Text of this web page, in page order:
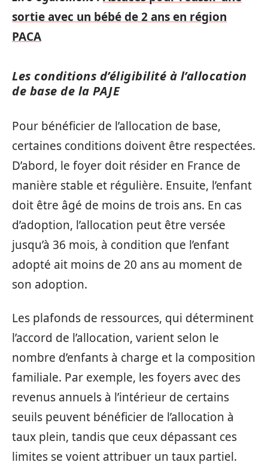
sortie avec un bébé de 2 ans en région
PACA
Les conditions d’éligibilité à l’allocation
de base de la PAJE
Pour bénéficier de l’allocation de base,
certaines conditions doivent être respectées.
D’abord, le foyer doit résider en France de
manière stable et régulière. Ensuite, l’enfant
doit être âgé de moins de trois ans. En cas
d’adoption, l’allocation peut être versée
jusqu’à 36 mois, à condition que l’enfant
adopté ait moins de 20 ans au moment de
son adoption.
Les plafonds de ressources, qui déterminent
l’accord de l’allocation, varient selon le
nombre d’enfants à charge et la composition
familiale. Par exemple, les foyers avec des
revenus annuels à l’intérieur de certains
seuils peuvent bénéficier de l’allocation à
taux plein, tandis que ceux dépassant ces
limites se voient attribuer un taux partiel.